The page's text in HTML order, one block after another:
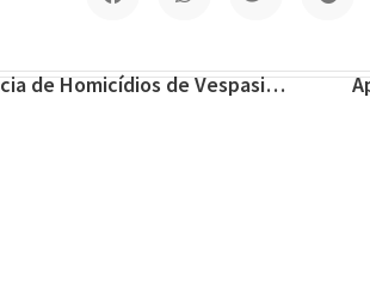
Delegacia de Homicídios de Vespasiano conclui mistério sobre corpo carbonizado